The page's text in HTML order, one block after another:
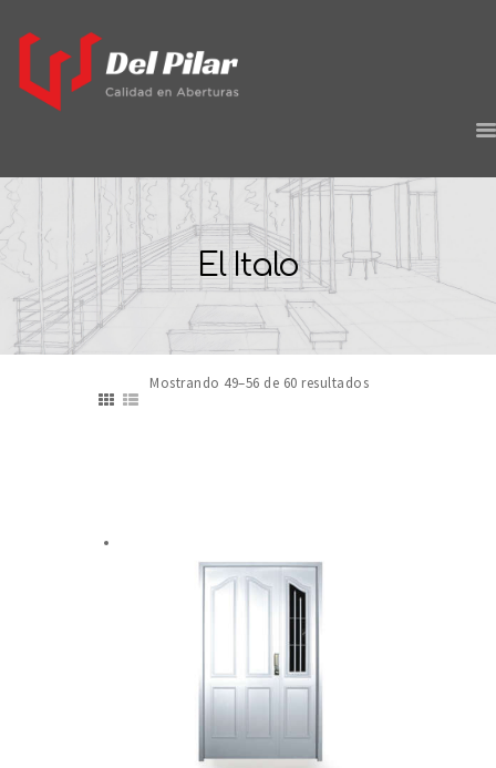
El Italo
HOME
EMPRESA
PROYECTOS
PRODUCTOS
CONTACTO
Mostrando 49–56 de 60 resultados